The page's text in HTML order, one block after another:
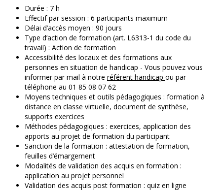
Durée : 7 h
Effectif par session : 6 participants maximum
Délai d’accès moyen : 90 jours
Type d’action de formation (art. L6313-1 du code du
travail) : Action de formation
Accessibilité des locaux et des formations aux
personnes en situation de handicap - Vous pouvez vous
informer par mail à notre référent handicap ou par
téléphone au 01 85 08 07 62
Moyens techniques et outils pédagogiques : formation à
distance en classe virtuelle, document de synthèse,
supports exercices
Méthodes pédagogiques : exercices, application des
apports au projet de formation du participant
Sanction de la formation : attestation de formation,
feuilles d’émargement
Modalités de validation des acquis en formation :
application au projet personnel
Validation des acquis post formation : quiz en ligne